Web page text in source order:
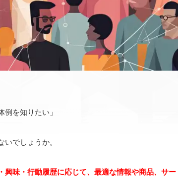
例を知りたい」
でしょうか。
味・行動履歴に応じて、最適な情報や商品、サー